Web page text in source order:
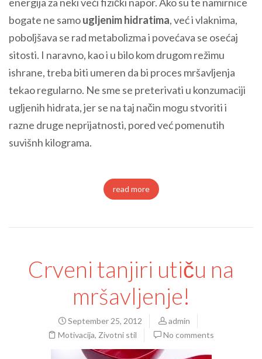
bogate ne samougljenim hidratima, već i vlaknima,
poboljšava se rad metabolizma i povećava se osećaj
sitosti. I naravno, kao i u bilo kom drugom režimu
ishrane, treba biti umeren da bi proces mršavljenja
tekao regularno. Ne sme se preterivati u konzumaciji
ugljenih hidrata, jer se na taj način mogu stvoriti i
razne druge neprijatnosti, pored već pomenutih
suvišnh kilograma.
read more
Crveni tanjiri utiču na
mršavljenje!
September 25, 2012
admin
Motivacija, Zivotni stil No comments